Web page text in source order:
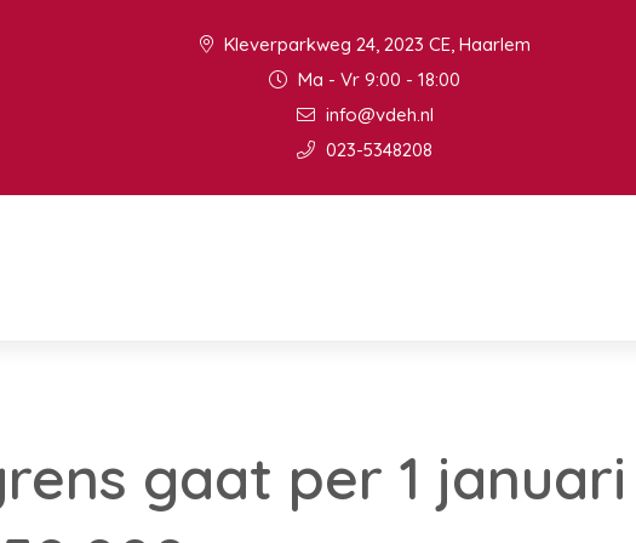
Kleverparkweg 24, 2023 CE, Haarlem
Ma - Vr 9:00 - 18:00
info@vdeh.nl
023-5348208
gaat per 1